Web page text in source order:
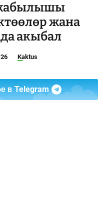
жана
акыбал
Kaktus
в Telegram